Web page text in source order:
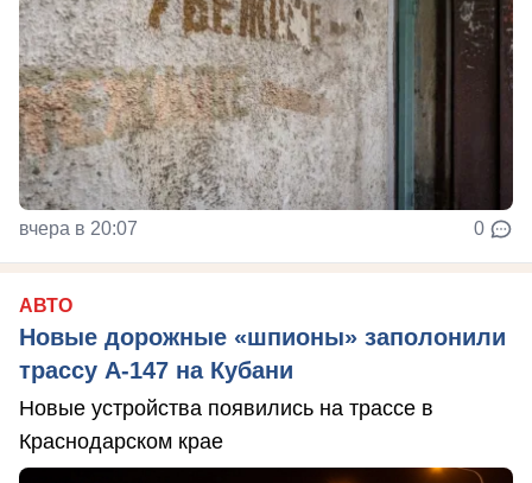
вчера в 20:07 0
АВТО
Новые дорожные «шпионы» заполонили
трассу А-147 на Кубани
Новые устройства появились на трассе в
Краснодарском крае